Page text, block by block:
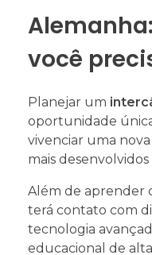
você
Planejar um
oportunidade
vivenciar uma
mais
Além de aprender
terá contato com
tecnologia
educacional de